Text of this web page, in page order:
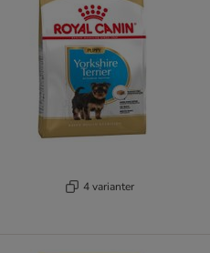
4 varianter